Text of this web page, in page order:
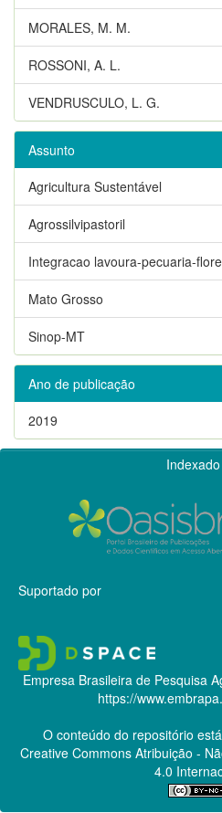
MORALES, M. M.
ROSSONI, A. L.
VENDRUSCULO, L. G.
Assunto
Agricultura Sustentável
Agrossilvipastoril
Integracao lavoura-pecuaria-
Mato Grosso
Sinop-MT
Ano de publicação
2019
Suportado por
Empresa Brasileira de Pesquisa
https://
O conteúdo do repositório
Creative CommonsAtribuição -
4.0